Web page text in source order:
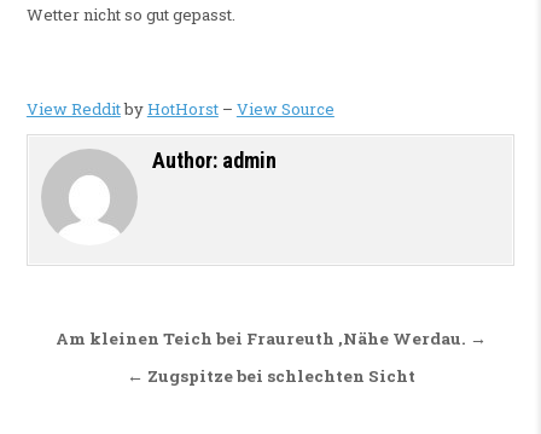
Wetter nicht so gut gepasst.
View RedditbyHotHorst– View Source
Author: admin
Beitragsnavigation
Am kleinen Teich bei Fraureuth ,Nähe Werdau. →
← Zugspitze bei schlechten Sicht